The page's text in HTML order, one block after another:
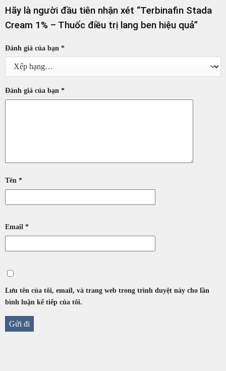
Hãy là người đầu tiên nhận xét “Terbinafin Stada
Cream 1% – Thuốc điều trị lang ben hiệu quả”
Đánh giá của bạn *
Đánh giá của bạn *
Tên *
Email *
Lưu tên của tôi, email, và trang web trong trình duyệt này cho lần
bình luận kế tiếp của tôi.